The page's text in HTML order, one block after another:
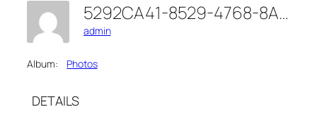
5292CA41-8529-4768-8AB8-37F1353F54D7
admin
Album: Photos
DETAILS